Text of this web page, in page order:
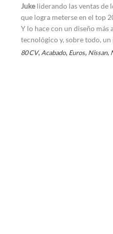
Jukeliderando las ventas de
que logra meterse en el top
Y lo hace con un diseño
tecnológico y, sobre todo,
80 CV, Acabado, Euros, Nissan,